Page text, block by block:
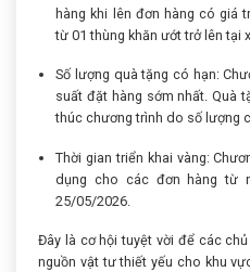
hàng khi lên đơn hàng có giá
từ 01 thùng khăn ướt trở lên tại
Số lượng quà tặng có hạn:
suất đặt hàng sớm nhất. Quà
thúc chương trình do số lượng
Thời gian triển khai vàng:
dụng cho các đơn hàng từ
25/05/2026.
Đây là cơ hội tuyệt vời để các
nguồn vật tư thiết yếu cho khu